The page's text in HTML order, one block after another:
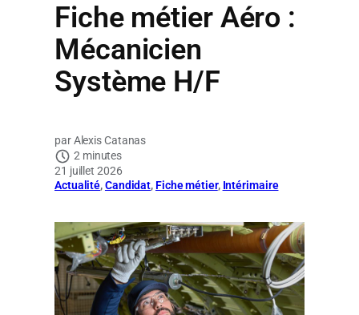
Fiche métier Aéro :
Mécanicien
Système H/F
Alexis Catanas
2 minutes
21 juillet 2026
Actualité, Candidat, Fiche métier, Intérimaire